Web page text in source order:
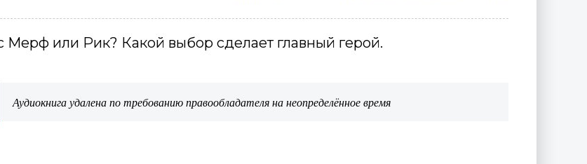
Мерф или Рик? Какой выбор сделает главный герой.
Аудиокнига удалена по требованию правообладателя на неопределённое время